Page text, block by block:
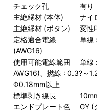
チェック孔 有り
主絶縁材 (本体) ナイ
主絶縁材 (ボタン) 変性
定格適合電線 単線 :
(AWG16)
使用可能電線範囲 単線
AWG16)、撚線 : 0.3?～
Φ0.18mm以上
標準剥き線長
エンドプレート色 GY (